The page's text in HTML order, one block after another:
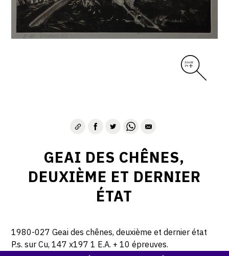
GEAI DES CHÊNES,
DEUXIÈME ET DERNIER
ÉTAT
1980-027 Geai des chênes, deuxième et dernier état
P.s. sur Cu, 147 x197 1 E.A. + 10 épreuves.